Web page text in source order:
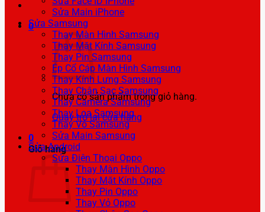
0
Chưa có sản phẩm trong giỏ hàng.
Quay trở lại cửa hàng
0
Giỏ hàng
Sửa Main iPhone
Sửa Samsung
Thay Màn Hình Samsung
Thay Mặt Kính Samsung
Thay Pin Samsung
Ép Cổ Cáp Màn Hình Samsung
Thay Kính Lưng Samsung
Thay Chân Sạc Samsung
Thay Camera Samsung
Thay Loa Samsung
Thay Vỏ Samsung
Sửa Main Samsung
Sửa Android
Sửa Điện Thoại Oppo
Thay Màn Hình Oppo
Thay Mặt Kính Oppo
Thay Pin Oppo
Thay Vỏ Oppo